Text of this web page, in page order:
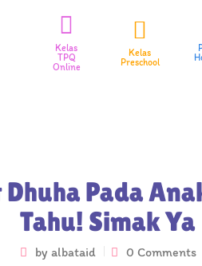
Kelas
TPQ
Online
Kelas
Preschool
Pada
Tahu! Simak Ya
by albataid 0 Comments